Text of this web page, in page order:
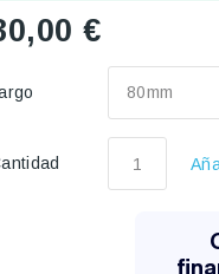
€
80mm